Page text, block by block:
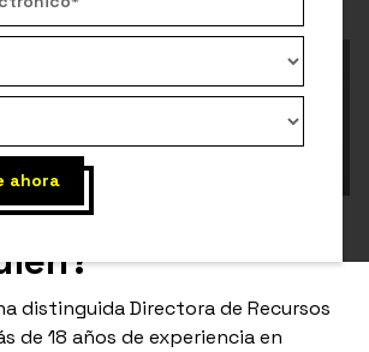
distinguida Directora de Recursos
de 18 años de experiencia en